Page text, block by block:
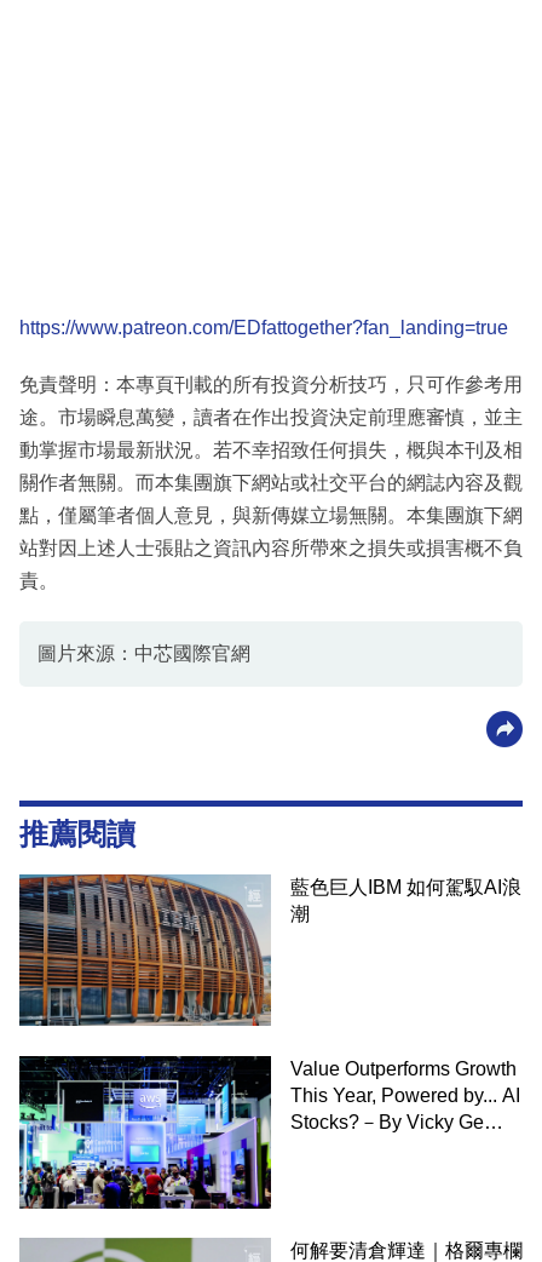
https://www.patreon.com/EDfattogether?fan_landing=true
免責聲明：本專頁刊載的所有投資分析技巧，只可作參考用
途。市場瞬息萬變，讀者在作出投資決定前理應審慎，並主
動掌握市場最新狀況。若不幸招致任何損失，概與本刊及相
關作者無關。而本集團旗下網站或社交平台的網誌內容及觀
點，僅屬筆者個人意見，與新傳媒立場無關。本集團旗下網
站對因上述人士張貼之資訊內容所帶來之損失或損害概不負
責。
圖片來源：中芯國際官網
推薦閱讀
藍色巨人IBM 如何駕馭AI浪
潮
Value Outperforms Growth
This Year, Powered by... AI
Stocks?－By Vicky Ge
何解要清倉輝達｜格爾專欄